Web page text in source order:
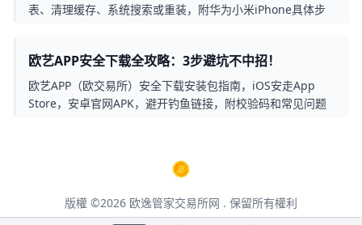
表、清理缓存、系统搜索或重装，附华为小米iPhone具体步
欧艺APP安全下载全攻略：3步避坑不中招！
欧艺APP（欧交易所）安全下载安装包指南，iOS安走App
Store，安卓官网APK，避开钓鱼链接，附校验码和常见问题
版權 ©2026 欧逸管家交易所网 . 保留所有權利